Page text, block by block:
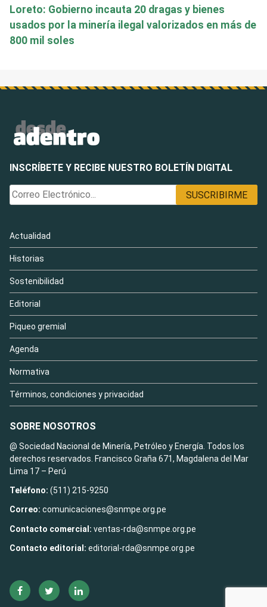
Loreto: Gobierno incauta 20 dragas y bienes
usados por la minería ilegal valorizados en más de
800 mil soles
INSCRÍBETE Y RECIBE NUESTRO BOLETÍN DIGITAL
Actualidad
Historias
Sostenibilidad
Editorial
Piqueo gremial
Agenda
Normativa
Términos, condiciones y privacidad
SOBRE NOSOTROS
@ Sociedad Nacional de Minería, Petróleo y Energía. Todos los
derechos reservados. Francisco Graña 671, Magdalena del Mar
Lima 17 – Perú
Teléfono: (511) 215-9250
Correo: comunicaciones@snmpe.org.pe
Contacto comercial: ventas-rda@snmpe.org.pe
Contacto editorial: editorial-rda@snmpe.org.pe